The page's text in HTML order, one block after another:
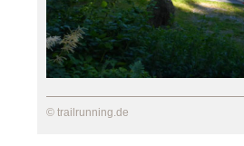
© trailrunning.de